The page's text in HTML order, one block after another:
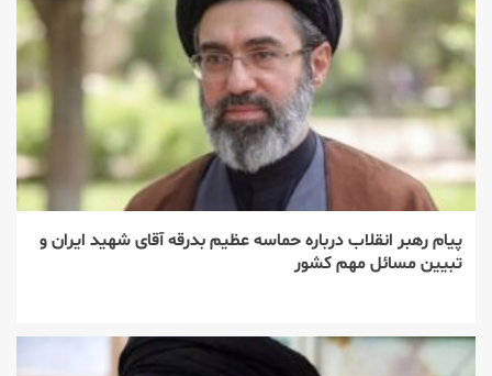
پیام رهبر انقلاب درباره حماسه عظیم بدرقه آقای شهید ایران و
تبیین مسائل مهم کشور